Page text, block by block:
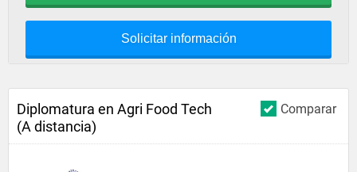
Solicitar información
Comparar
Diplomatura en Agri Food Tech
(A distancia)